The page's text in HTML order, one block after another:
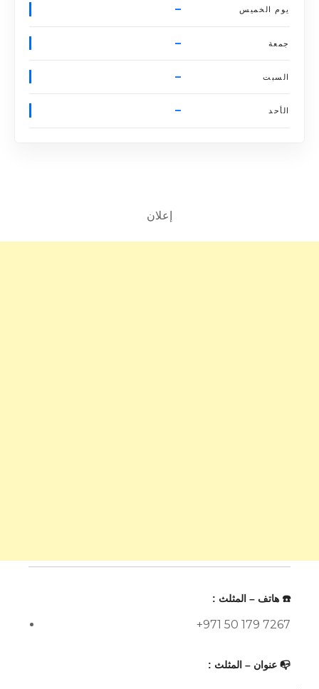
يوم الخميس –
جمعة –
السبت –
الأحد –
إعلان
☎️ هاتف – المثلث :
+971 50 179 7267
📭 عنوان – المثلث :